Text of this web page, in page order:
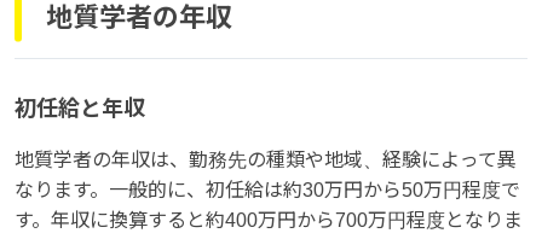
地質学者の年収
初任給と年収
地質学者の年収は、勤務先の種類や地域、経験によって異
なります。一般的に、初任給は約30万円から50万円程度で
す。年収に換算すると約400万円から700万円程度となりま